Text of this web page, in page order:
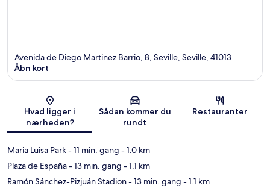
Kort
Avenida de Diego Martinez Barrio, 8, Seville, Seville, 41013
Åbn kort
Hvad ligger i
nærheden?
Sådan kommer du
rundt
Restauranter
Maria Luisa Park- 11 min. gang - 1.0 km
Plaza de España- 13 min. gang - 1.1 km
Ramón Sánchez-Pizjuán Stadion- 13 min. gang - 1.1 km